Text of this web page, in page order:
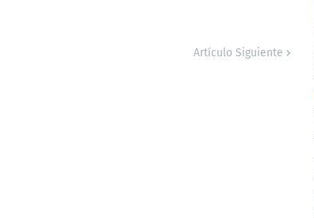
Artículo Siguiente